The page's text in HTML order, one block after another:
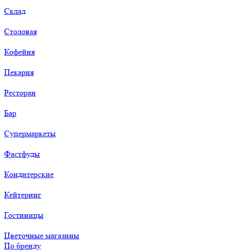
Склад
Столовая
Кофейня
Пекарня
Ресторан
Бар
Супермаркеты
Фастфуды
Кондитерские
Кейтеринг
Гостиницы
Цветочные магазины
По бренду